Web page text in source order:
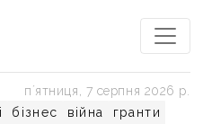
бізнес війна
гранти
пʼятниця, 7 серпня 2026 р.